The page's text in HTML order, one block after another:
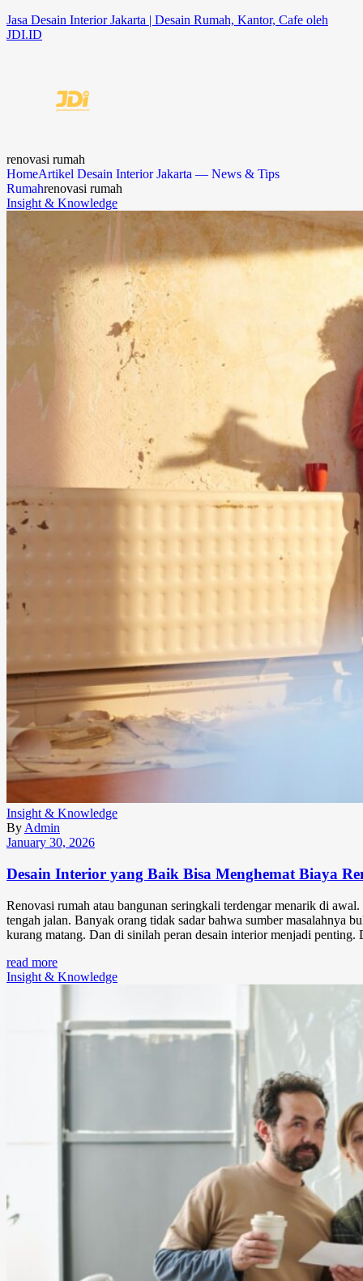
Jasa Desain Interior Jakarta | Desain Rumah, Kantor, Cafe oleh
JDI.ID
renovasi rumah
HomeArtikel Desain Interior Jakarta — News & Tips
Rumahrenovasi rumah
Insight & Knowledge
Insight & Knowledge
By Admin
January 30, 2026
Desain Interior yang Baik Bisa Menghemat Biaya
Renovasi rumah atau bangunan seringkali terdengar menarik di
tengah jalan. Banyak orang tidak sadar bahwa sumber masalahnya
kurang matang. Dan di sinilah peran desain interior menjadi
read more
Insight & Knowledge